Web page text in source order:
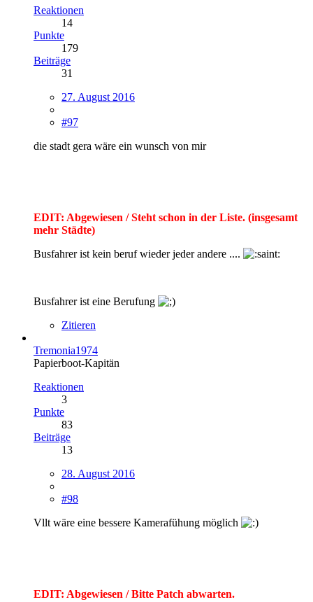
Reaktionen
14
Punkte
179
Beiträge
31
27. August 2016
#97
die stadt gera wäre ein wunsch von mir
EDIT: Abgewiesen / Steht schon in der Liste. (insgesamt
mehr Städte)
Busfahrer ist kein beruf wieder jeder andere ....
Busfahrer ist eine Berufung
Zitieren
Tremonia1974
Papierboot-Kapitän
Reaktionen
3
Punkte
83
Beiträge
13
28. August 2016
#98
Vllt wäre eine bessere Kamerafühung möglich
EDIT: Abgewiesen / Bitte Patch abwarten.